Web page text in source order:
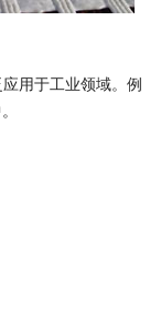
用于工业领域。例